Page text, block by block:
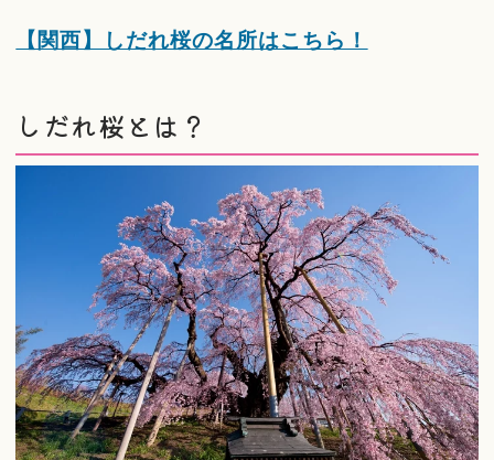
【関西】しだれ桜の名所はこちら！
しだれ桜とは？